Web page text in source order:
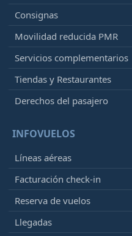
Consignas
Movilidad reducida PMR
Servicios complementarios
Tiendas y Restaurantes
Derechos del pasajero
INFOVUELOS
Líneas aéreas
Facturación check-in
Reserva de vuelos
Llegadas